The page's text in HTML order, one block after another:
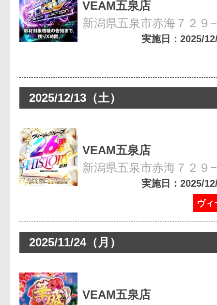
VEAM五泉店
新潟県五泉市赤海７２９
実施日：2025/
2025/12/13（土）
VEAM五泉店
新潟県五泉市赤海７２９
実施日：2025/
ヴィ
2025/11/24（月）
VEAM五泉店